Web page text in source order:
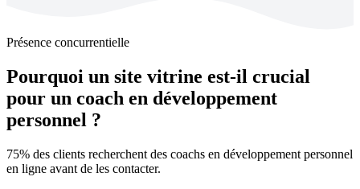
Présence concurrentielle
Pourquoi un site vitrine est-il crucial
pour un coach en développement
personnel ?
75% des clients recherchent des coachs en développement personnel
en ligne avant de les contacter.